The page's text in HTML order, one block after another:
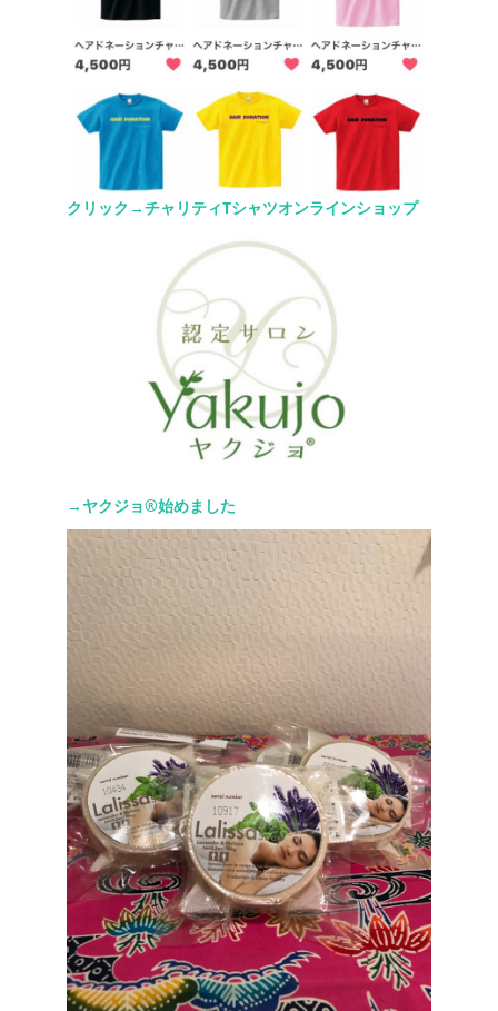
クリック→チャリティTシャツオンラインショップ
→ヤクジョ®︎始めました